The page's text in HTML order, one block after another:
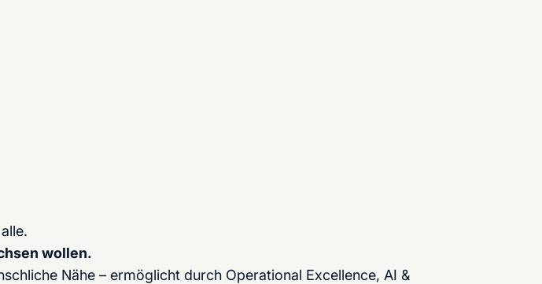
wollen.
Nähe – ermöglicht durch Operational Excellence, AI &